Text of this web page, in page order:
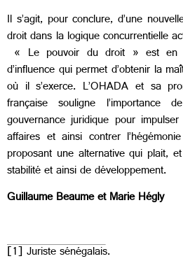
Il s’agit, pour conclure, d’une
droit dans la logique concurrentielle
« Le pouvoir du droit » est en
d’influence qui permet d’obtenir la
où il s’exerce. L’OHADA et sa
française souligne l’importance
gouvernance juridique pour
affaires et ainsi contrer
proposant une alternative qui plait,
stabilité et ainsi de développement.
Guillaume Beaume et Marie Hégly
[1] Juriste sénégalais.